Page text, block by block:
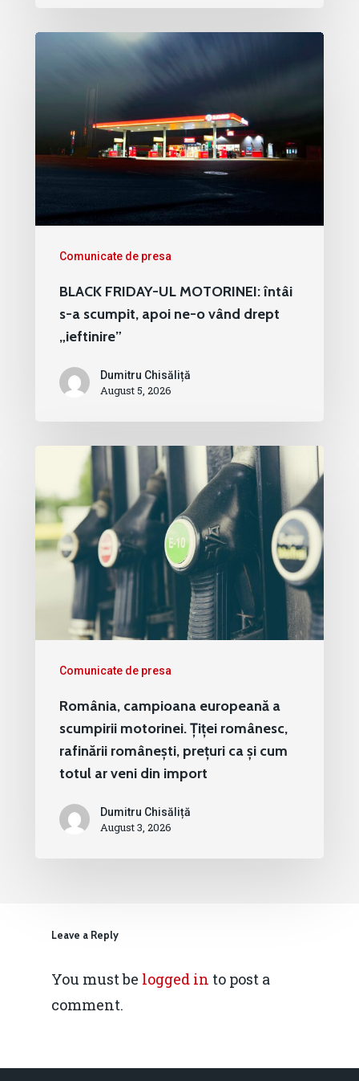
Comunicate de presa
BLACK FRIDAY-UL MOTORINEI: întâi
s-a scumpit, apoi ne-o vând drept
„ieftinire”
Dumitru Chisăliță
August 5, 2026
Comunicate de presa
România, campioana europeană a
scumpirii motorinei. Țiței românesc,
rafinării românești, prețuri ca și cum
totul ar veni din import
Dumitru Chisăliță
August 3, 2026
Leave a Reply
You must be logged in to post a
comment.